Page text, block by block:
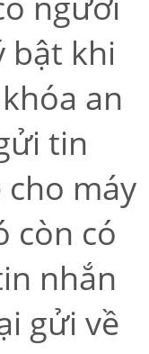
bật khi
an
tin
máy
còn có
nhắn
gửi về